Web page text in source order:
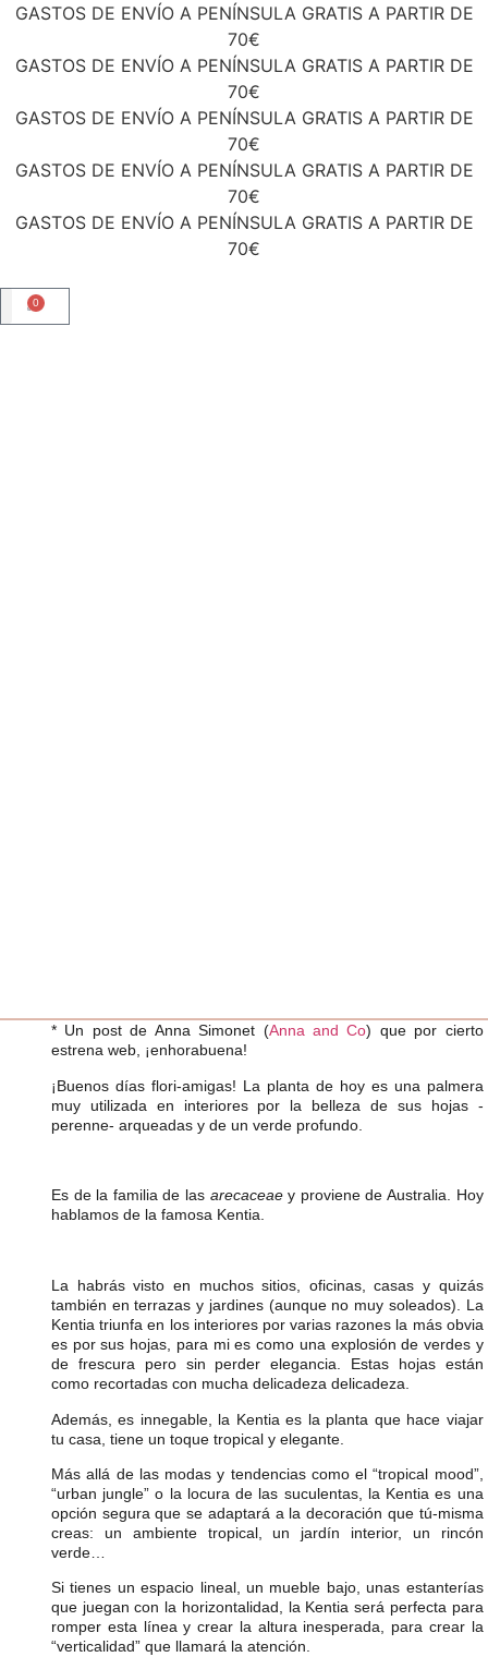
GASTOS DE ENVÍO A PENÍNSULA GRATIS A PARTIR DE
70€
GASTOS DE ENVÍO A PENÍNSULA GRATIS A PARTIR DE
70€
GASTOS DE ENVÍO A PENÍNSULA GRATIS A PARTIR DE
70€
GASTOS DE ENVÍO A PENÍNSULA GRATIS A PARTIR DE
70€
GASTOS DE ENVÍO A PENÍNSULA GRATIS A PARTIR DE
70€
0
* Un post de Anna Simonet (Anna and Co) que por cierto
estrena web, ¡enhorabuena!
¡Buenos días flori-amigas! La planta de hoy es una palmera
muy utilizada en interiores por la belleza de sus hojas -
perenne- arqueadas y de un verde profundo.
Es de la familia de las arecaceaey proviene de Australia. Hoy
hablamos de la famosa Kentia.
La habrás visto en muchos sitios, oficinas, casas y quizás
también en terrazas y jardines (aunque no muy soleados). La
Kentia triunfa en los interiores por varias razones la más obvia
es por sus hojas, para mi es como una explosión de verdes y
de frescura pero sin perder elegancia. Estas hojas están
como recortadas con mucha delicadeza delicadeza.
Además, es innegable, la Kentia es la planta que hace viajar
tu casa , tiene un toque tropical y elegante.
Más allá de las modas y tendencias como el “tropical mood”,
“urban jungle” o la locura de las suculentas, la Kentia es una
opción segura que se adaptará a la decoración que tú-misma
creas: un ambiente tropical, un jardín interior, un rincón
verde…
Si tienes un espacio lineal, un mueble bajo, unas estanterías
que juegan con la horizontalidad, la Kentia será perfecta para
romper esta líneay crear la altura inesperada, para crear la
“verticalidad” que llamará la atención.